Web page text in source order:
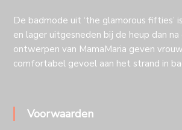
De badmode uit ‘the glamorous fifties’
en lager uitgesneden bij de heup dan
ontwerpen van MamaMaria geven
comfortabel gevoel aan het strand in
Voorwaarden